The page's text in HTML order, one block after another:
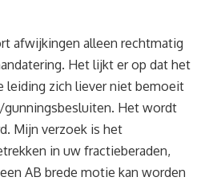
afwijkingen alleen rechtmatig
Het lijkt er op dat het
leiding zich liever niet bemoeit
Het wordt
Mijn verzoek is het
in uw fractieberaden,
AB brede motie kan worden